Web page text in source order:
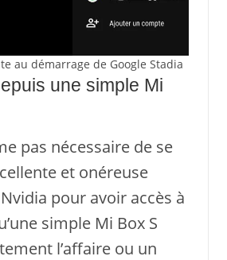
au démarrage de Google Stadia
une simple Mi
pas nécessaire de se
et onéreuse
pour avoir accès à
simple Mi Box S
l’affaire ou un